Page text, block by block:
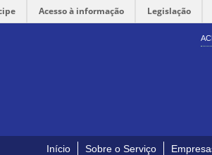
Acesso à informação Legislação
Início Sobre o Serviço